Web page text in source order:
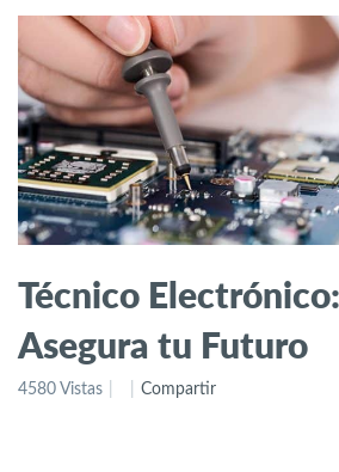
Técnico
Asegura tu Futuro
4580 Vistas Compartir